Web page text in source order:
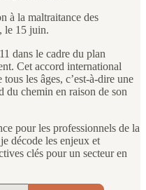
à la maltraitance des
le 15 juin.
dans le cadre du plan
Cet accord international
les âges, c’est-à-dire une
du chemin en raison de son
pour les professionnels de la
décode les enjeux et
clés pour un secteur en